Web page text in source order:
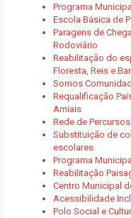
Programa
Escola Básica de
Paragens de
Rodoviário
Reabilitação do
Floresta, Reis e
Somos
Requalificação
Amiais
Rede de
Substituição de
escolares
Programa
Reabilitação
Centro Municipal
Acessibilidade
Polo Social e